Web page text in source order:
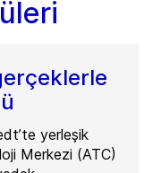
yerleşik
Merkezi (ATC)